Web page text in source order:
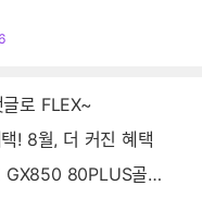
로 FLEX~
! 8월, 더 커진 혜택
골드 풀모듈러 ATX3.0 블랙